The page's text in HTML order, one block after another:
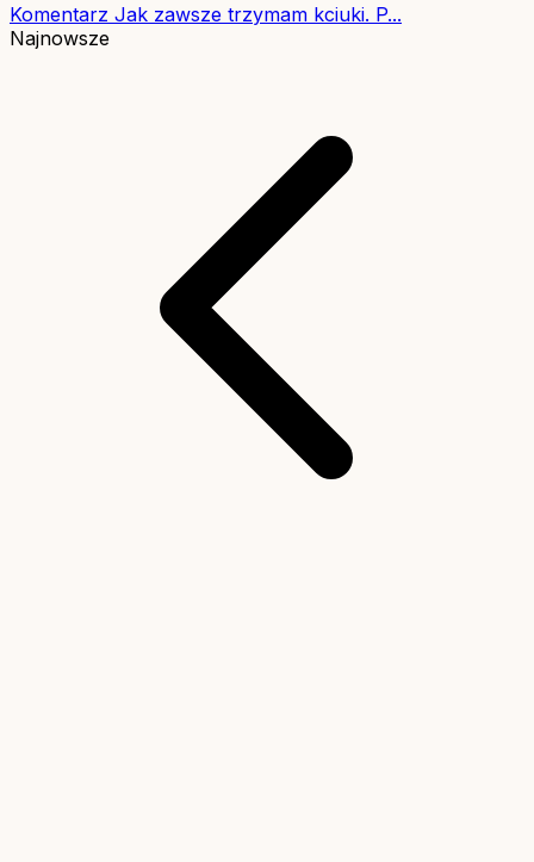
Komentarz Jak zawsze trzymam kciuki. P...
Najnowsze